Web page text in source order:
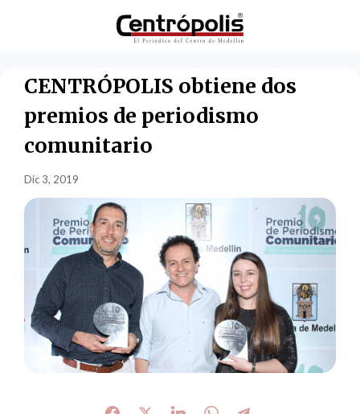
CENTRÓPOLIS obtiene dos
premios de periodismo
comunitario
Dic 3, 2019